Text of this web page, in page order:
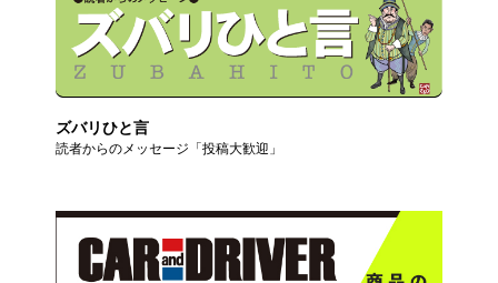
ズバリひと言
読者からのメッセージ「投稿大歓迎」